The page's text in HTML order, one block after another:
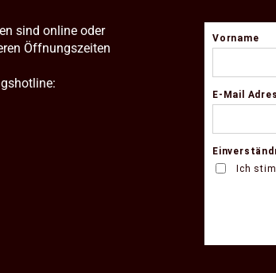
sind online oder
Öffnungszeiten